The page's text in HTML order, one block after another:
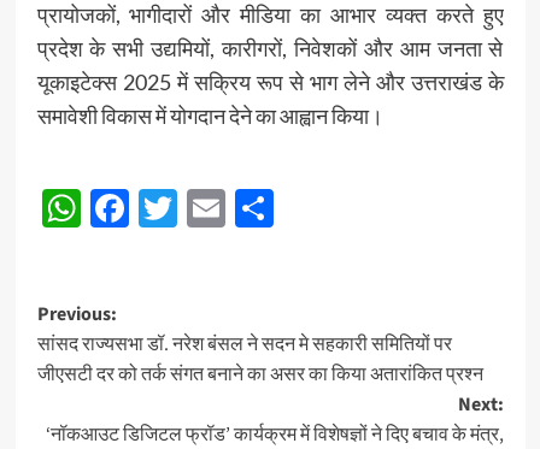
प्रायोजकों, भागीदारों और मीडिया का आभार व्यक्त करते हुए
प्रदेश के सभी उद्यमियों, कारीगरों, निवेशकों और आम जनता से
यूकाइटेक्स 2025 में सक्रिय रूप से भाग लेने और उत्तराखंड के
समावेशी विकास में योगदान देने का आह्वान किया।
Post
navigation
WhatsApp
Facebook
Twitter
EmailShare
Post
navigation
Previous:
सांसद राज्यसभा डॉ. नरेश बंसल ने सदन मे सहकारी समितियों पर
जीएसटी दर को तर्क संगत बनाने का असर का किया अतारांकित प्रश्न
Next:
‘नॉकआउट डिजिटल फ्रॉड’ कार्यक्रम में विशेषज्ञों ने दिए बचाव के मंत्र,